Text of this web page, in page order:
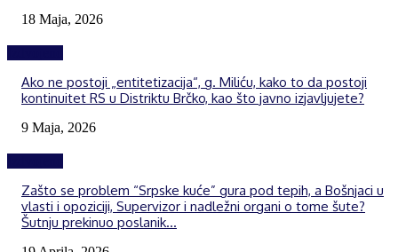
18 Maja, 2026
Ako ne postoji „entitetizacija“, g. Miliću, kako to da postoji
kontinuitet RS u Distriktu Brčko, kao što javno izjavljujete?
9 Maja, 2026
Zašto se problem “Srpske kuće” gura pod tepih, a Bošnjaci u
vlasti i opoziciji, Supervizor i nadležni organi o tome šute?
Šutnju prekinuo poslanik...